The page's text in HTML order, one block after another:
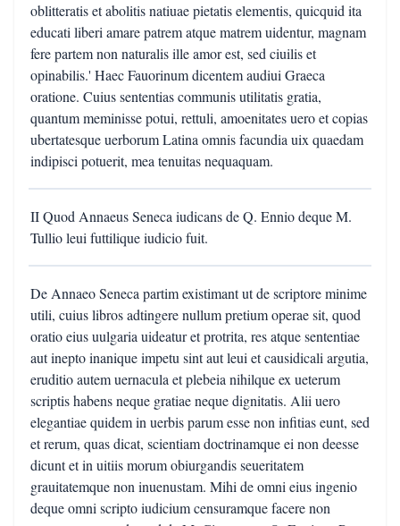
oblitteratis et abolitis natiuae pietatis elementis, quicquid ita
educati liberi amare patrem atque matrem uidentur, magnam
fere partem non naturalis ille amor est, sed ciuilis et
opinabilis.' Haec Fauorinum dicentem audiui Graeca
oratione. Cuius sententias communis utilitatis gratia,
quantum meminisse potui, rettuli, amoenitates uero et copias
ubertatesque uerborum Latina omnis facundia uix quaedam
indipisci potuerit, mea tenuitas nequaquam.
II Quod Annaeus Seneca iudicans de Q. Ennio deque M.
Tullio leui futtilique iudicio fuit.
De Annaeo Seneca partim existimant ut de scriptore minime
utili, cuius libros adtingere nullum pretium operae sit, quod
oratio eius uulgaria uideatur et protrita, res atque sententiae
aut inepto inanique impetu sint aut leui et causidicali argutia,
eruditio autem uernacula et plebeia nihilque ex ueterum
scriptis habens neque gratiae neque dignitatis. Alii uero
elegantiae quidem in uerbis parum esse non infitias eunt, sed
et rerum, quas dicat, scientiam doctrinamque ei non deesse
dicunt et in uitiis morum obiurgandis seueritatem
grauitatemque non inuenustam. Mihi de omni eius ingenio
deque omni scripto iudicium censuramque facere non